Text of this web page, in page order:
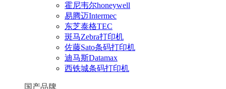
霍尼韦尔honeywell
易腾迈Intermec
东芝泰格TEC
斑马Zebra打印机
佐藤Sato条码打印机
迪马斯Datamax
西铁城条码打印机
国产品牌